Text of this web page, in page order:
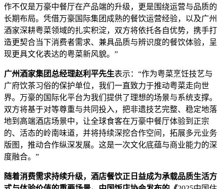
作不仅是万豪中餐厅在产品端的升级，更是围绕运营与品质的
长期布局。凭借万豪国际集团成熟的餐饮运营经验，以及广州
酒家深耕粤菜领域的扎实积淀，双方将依托各自优势，携手打
造更契合当下消费者需求、兼具品质与辨识度的餐饮体验，呈
现更具文化表达的粤菜新风貌。”
广州酒家集团总经理赵利平先生表示：“作为粤菜烹饪技艺与
广府饮茶习俗的保护单位，我们一直致力于推动粤菜走向世
界。万豪的国际化平台为我们提供了理想的场景与系统支撑。
双方将基于对等尊重与共同投入，把非遗技艺完整、稳定地落
地到高端酒店场景中，让全球食客在万豪中餐厅体验到正宗
的、活态的岭南味道，并将持续深挖合作空间，拓展多元业务
版图，推动合作纵深发展。这是一次文化底蕴与商业能力的深
度融合。”
随着消费需求持续升级，酒店餐饮正日益成为承载品质生活方